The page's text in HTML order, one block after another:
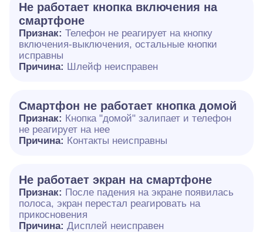
Не работает кнопка включения на
смартфоне
Признак: Телефон не реагирует на кнопку
включения-выключения, остальные кнопки
исправны
Причина: Шлейф неисправен
Смартфон не работает кнопка домой
Признак: Кнопка "домой" залипает и телефон
не реагирует на нее
Причина: Контакты неисправны
Не работает экран на смартфоне
Признак: После падения на экране появилась
полоса, экран перестал реагировать на
прикосновения
Причина: Дисплей неисправен